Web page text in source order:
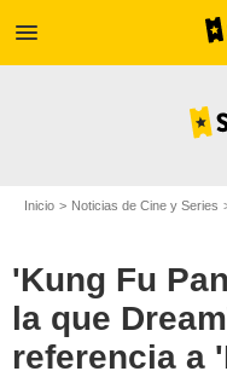
menu
Inicio Noticias de Cine y Series
'Kung Fu
la que
referencia a